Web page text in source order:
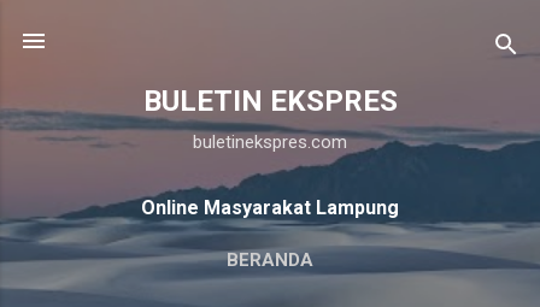
BULETIN EKSPRES
buletinekspres.com
Online Masyarakat Lampung
BERANDA